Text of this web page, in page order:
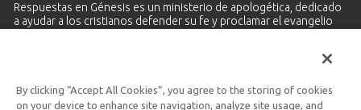
Respuestas en Génesis es un ministerio de apologética, dedicado
a ayudar a los cristianos defender su fe y proclamar el evangelio
Ministerio Hispano y Latinoamericano
By clicking “Accept All Cookies”, you agree to the storing of cookies
on your device to enhance site navigation, analyze site usage, and